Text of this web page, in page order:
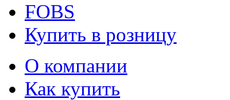
FOBS
Купить в розницу
О компании
Как купить